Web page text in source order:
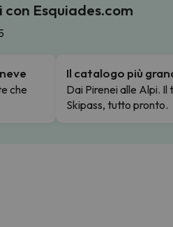
Esquiades.com
che
Il catalogo più
Dai Pirenei alle Alpi. Il
Skipass, tutto pronto.